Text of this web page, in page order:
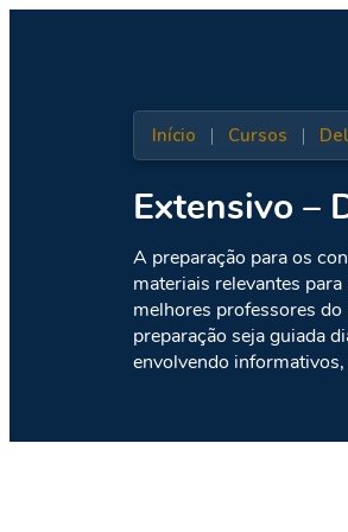
Início | Cursos |
Extensivo –
A preparação para os
materiais relevantes
melhores professores
preparação seja guiada
envolvendo